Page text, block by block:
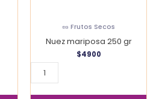
🥜 Frutos Secos
Nuez mariposa 250 gr
$4900